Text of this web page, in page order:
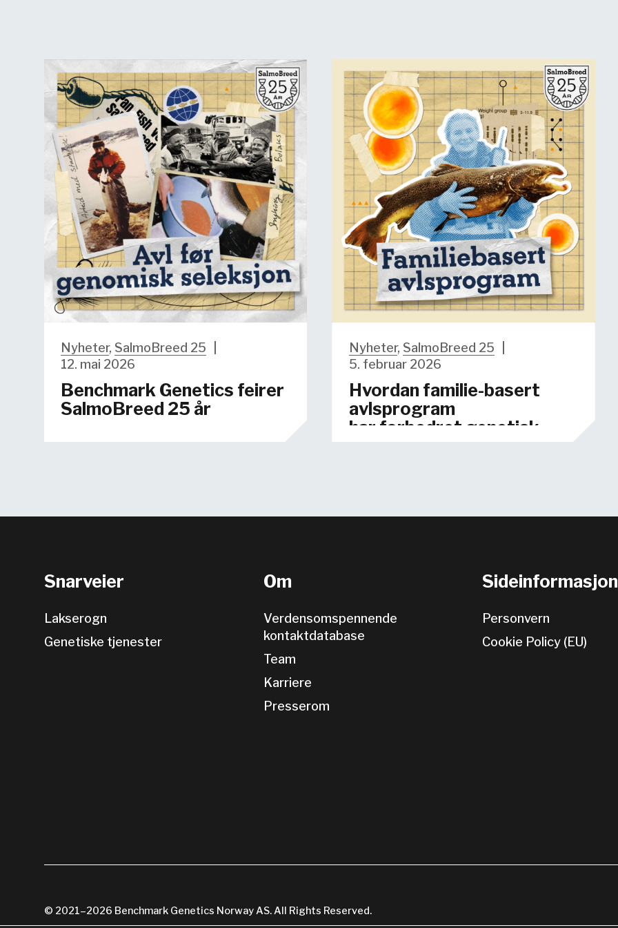
Nyheter, SalmoBreed 25
12. mai 2026
Benchmark Genetics feirer
SalmoBreed 25 år
Nyheter, SalmoBreed 25
5. februar 2026
Hvordan familie-basert
avlsprogram
har forbedret genetisk
Snarveier
Lakserogn
Genetiske tjenester
Om
Verdensomspennende
kontaktdatabase
Team
Karriere
Presserom
Sideinformasjon
Personvern
Cookie Policy (EU)
© 2021–2026 Benchmark Genetics Norway AS. All Rights Reserved.